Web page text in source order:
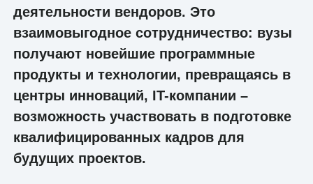
деятельности вендоров. Это
взаимовыгодное сотрудничество: вузы
получают новейшие программные
продукты и технологии, превращаясь в
центры инноваций, IT-компании –
возможность участвовать в подготовке
квалифицированных кадров для
будущих проектов.